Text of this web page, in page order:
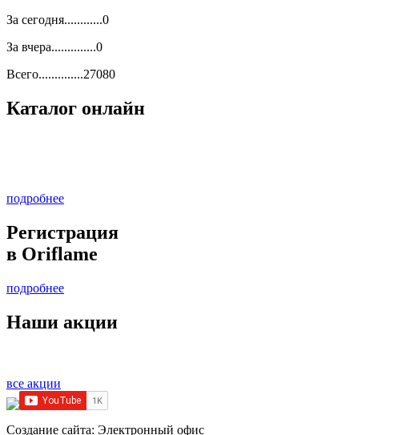
За сегодня............0
За вчера..............0
Всего..............27080
Каталог онлайн
подробнее
Регистрация
в Oriflame
подробнее
Наши акции
все акции
Cоздание сайта: Электронный офис